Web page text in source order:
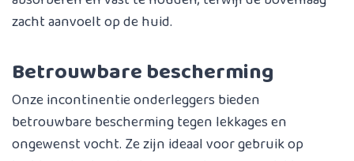
zacht aanvoelt op de huid.
Betrouwbare bescherming
Onze incontinentie onderleggers bieden
betrouwbare bescherming tegen lekkages en
ongewenst vocht. Ze zijn ideaal voor gebruik op